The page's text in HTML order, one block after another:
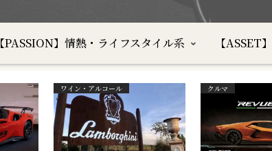
【PASSION】情熱・ライフスタイル系 【ASSET
ワイン・アルコール クルマ